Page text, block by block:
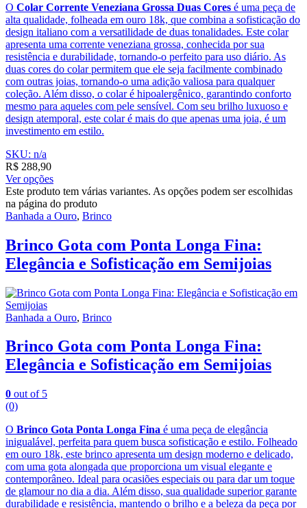
O Colar Corrente Veneziana Grossa Duas Cores é uma peça de
alta qualidade, folheada em ouro 18k, que combina a sofisticação do
design italiano com a versatilidade de duas tonalidades. Este colar
apresenta uma corrente veneziana grossa, conhecida por sua
resistência e durabilidade, tornando-o perfeito para uso diário. As
duas cores do colar permitem que ele seja facilmente combinado
com outras joias, tornando-o uma adição valiosa para qualquer
coleção. Além disso, o colar é hipoalergênico, garantindo conforto
mesmo para aqueles com pele sensível. Com seu brilho luxuoso e
design atemporal, este colar é mais do que apenas uma joia, é um
investimento em estilo.
SKU: n/a
R$ 288,90
Ver opções
Este produto tem várias variantes. As opções podem ser escolhidas
na página do produto
Banhada a Ouro, Brinco
Brinco Gota com Ponta Longa Fina:
Elegância e Sofisticação em Semijoias
Banhada a Ouro, Brinco
Brinco Gota com Ponta Longa Fina:
Elegância e Sofisticação em Semijoias
0 out of 5
(0)
O Brinco Gota Ponta Longa Fina é uma peça de elegância
inigualável, perfeita para quem busca sofisticação e estilo. Folheado
em ouro 18k, este brinco apresenta um design moderno e delicado,
com uma gota alongada que proporciona um visual elegante e
contemporâneo. Ideal para ocasiões especiais ou para dar um toque
de glamour no dia a dia. Além disso, sua qualidade superior garante
durabilidade e resistência, mantendo o brilho e a beleza da peça por